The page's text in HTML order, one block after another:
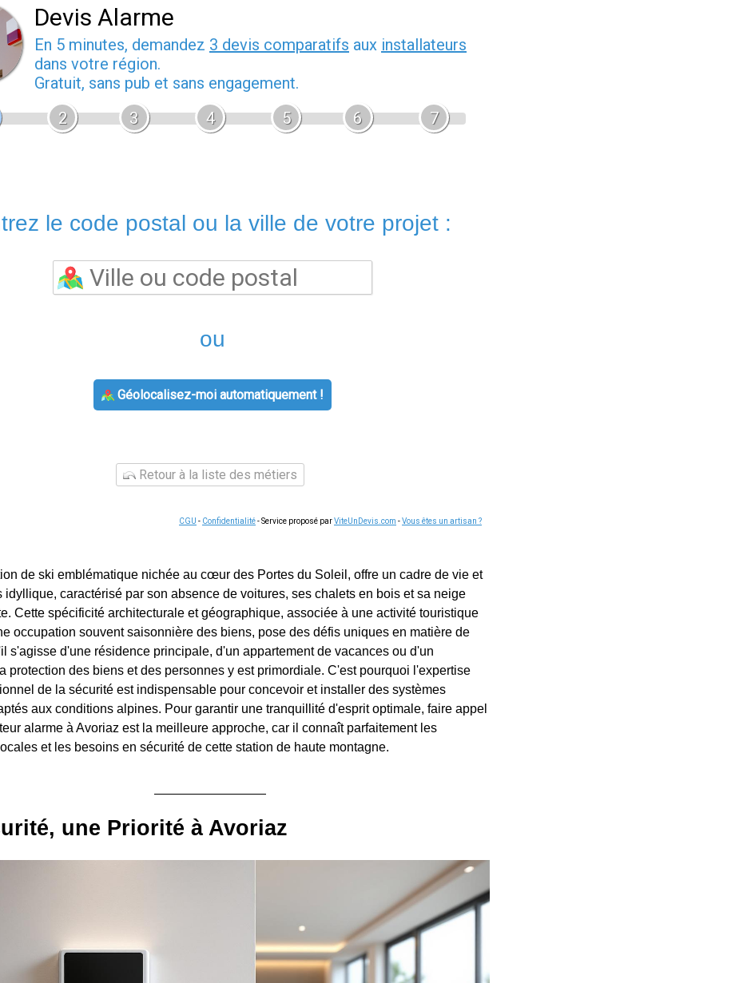
Devis Alarme
En 5 minutes, demandez 3 devis comparatifs aux installateurs
dans votre région.
Gratuit, sans pub et sans engagement.
2 3 4 5 6 7
le code postal ou la ville de votre projet :
ou
Géolocalisez-moi automatiquement !
Retour à la liste des métiers
CGU - Confidentialité- Service proposé parViteUnDevis.com -Vous êtes un artisan ?
de ski emblématique nichée au cœur des Portes du Soleil, offre un cadre de vie et
idyllique, caractérisé par son absence de voitures, ses chalets en bois et sa neige
Cette spécificité architecturale et géographique, associée à une activité touristique
occupation souvent saisonnière des biens, pose des défis uniques en matière de
s'agisse d'une résidence principale, d'un appartement de vacances ou d'un
protection des biens et des personnes y est primordiale. C'est pourquoi l'expertise
de la sécurité est indispensable pour concevoir et installer des systèmes
aux conditions alpines. Pour garantir une tranquillité d'esprit optimale, faire appel
alarme à Avoriaz est la meilleure approche, car il connaît parfaitement les
et les besoins en sécurité de cette station de haute montagne.
une Priorité à Avoriaz